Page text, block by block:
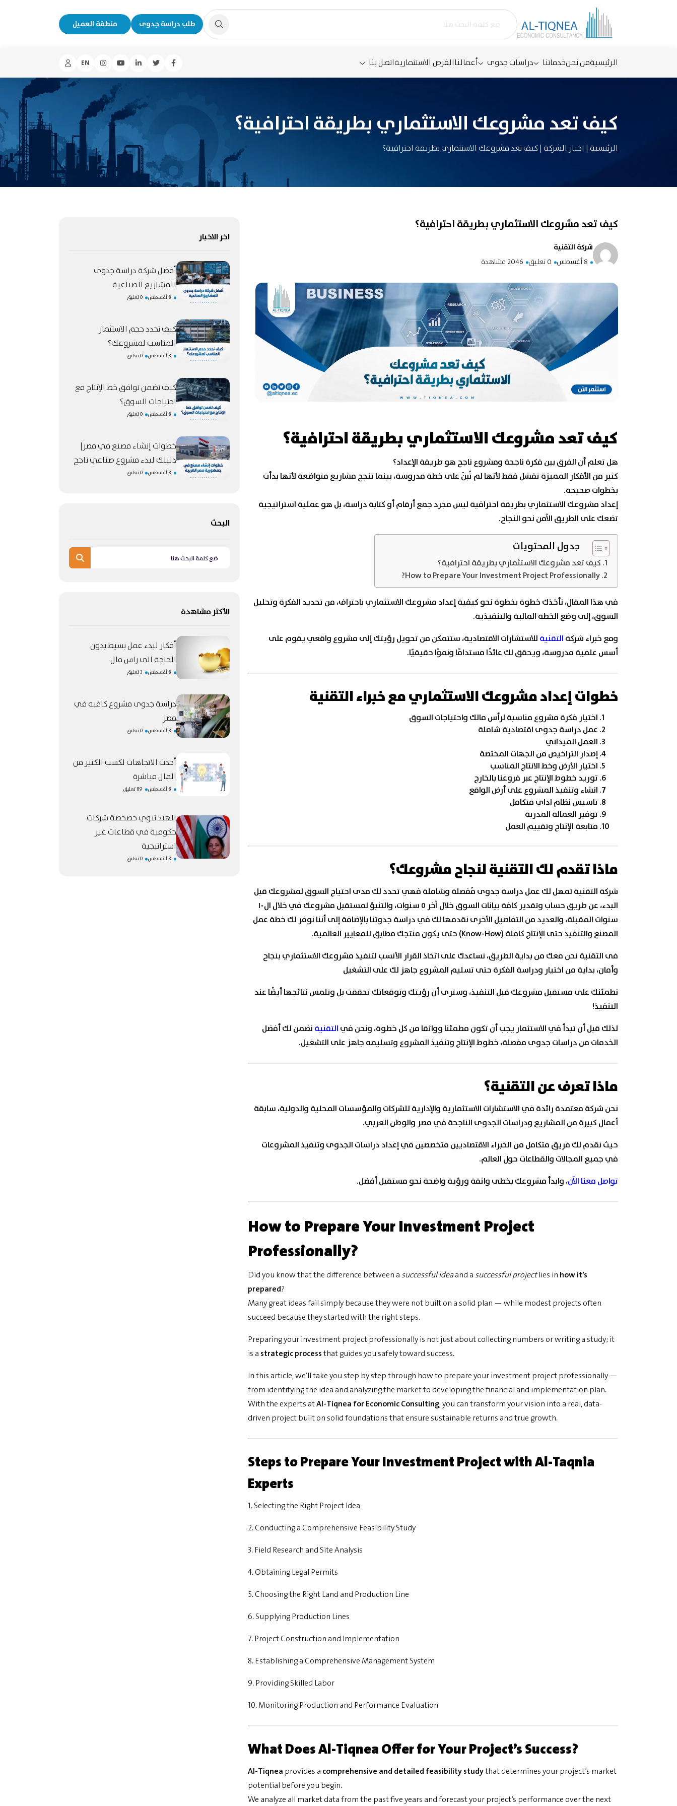
طلب دراسة جدوى منطقة العميل
الرئيسيةمن نحنخدماتنا دراسات جدوى أعمالناالفرص الاستثماريةاتصل بنا EN
كيف تعد مشروعك الاستثماري بطريقة احترافية؟
الرئيسية | اخبار الشركة |كيف تعد مشروعك الاستثماري بطريقة احترافية؟
كيف تعد مشروعك الاستثماري بطريقة احترافية؟
شركة التقنية
8 أغسطس
0 تعليق 2046 مشاهدة
كيف تعد مشروعك الاستثماري بطريقة احترافية؟
هل تعلم أن الفرق بين فكرة ناجحة ومشروع ناجح هو طريقة الإعداد؟
كثير من الأفكار المميزة تفشل فقط لأنها لم تُبنَ على خطة مدروسة، بينما تنجح مشاريع متواضعة لأنها بدأت
بخطوات صحيحة.
إعداد مشروعك الاستثماري بطريقة احترافية ليس مجرد جمع أرقام أو كتابة دراسة، بل هو عملية استراتيجية
تضعك على الطريق الآمن نحو النجاح.
جدول المحتويات
كيف تعد مشروعك الاستثماري بطريقة احترافية؟
How to Prepare Your Investment Project Professionally?
في هذا المقال، نأخذك خطوة بخطوة نحو كيفية إعداد مشروعك الاستثماري باحتراف، من تحديد الفكرة وتحليل
السوق، إلى وضع الخطة المالية والتنفيذية.
ومع خبراء شركة التقنية للاستشارات الاقتصادية، ستتمكن من تحويل رؤيتك إلى مشروع واقعي يقوم على
أسس علمية مدروسة، ويحقق لك عائدًا مستدامًا ونموًا حقيقيًا.
خطوات إعداد مشروعك الاستثماري مع خبراءالتقنية
اختيار فكرة مشروع مناسبة لرأس مالك واحتياجات السوق
عمل دراسة جدوى اقتصادية شاملة
العمل الميداني
إصدار التراخيص من الجهات المختصة
اختيار الأرض وخط الانتاج المناسب
توريد خطوط الإنتاج عبر فروعنا بالخارج
انشاء وتنفيذ المشروع على أرض الواقع
تاسيس نظام اداي متكامل
توفير العمالة المدربة
متابعة الإنتاج وتقييم العمل
ماذا تقدم لك التقنية لنجاح مشروعك؟
شركة التقنية تمهل لك عمل دراسة جدوى مُفصلة وشاملة فهي تحدد لك مدى احتياج السوق لمشروعك قبل
البدء، عن طريق حساب وتقدير كافة بيانات السوق خلال آخر ٥ سنوات، والتنبؤ لمستقبل مشروعك في خلال ال١٠
سنوات المقبلة، والعديد من التفاصيل الأخرى نقدمها لك في دراسة جدوتنا بالإضافة إلى أننا نوفر لك خطة عمل
المصنع والتنفيذ حتى الإنتاج كاملة (Know-How) حتى يكون منتجك مطابق للمعايير العالمية.
فى التقنية نحن معك من بداية الطريق، نساعدك على اتخاذ القرار الأنسب لتنفيذ مشروعك الاستثماري بنجاح
وأمان، بداية من اختيار ودراسة الفكرة حتى تسليم المشروع جاهز لك على التشغيل
نطمئنك على مستقبل مشروعك قبل التنفيذ، وسترى أن رؤيتك وتوقعاتك تحققت بل وتلمس نتائجها أيضًا عند
التنفيذ!
لذلك قبل أن تبدأ في الاستثمار يجب أن تكون مطمئنا وواثقا من كل خطوة، ونحن في التقنية نضمن لك أفضل
الخدمات من دراسات جدوى مفصلة، خطوط الإنتاج وتنفيذ المشروع وتسليمه جاهز على التشغيل.
ماذا تعرف عن التقنية؟
نحن شركة معتمدة رائدة في الاستشارات الاستثمارية والإدارية للشركات والمؤسسات المحلية والدولية، سابقة
أعمال كبيرة من المشاريع ودراسات الجدوى الناجحة في مصر والوطن العربي.
حيث نقدم لك فريق متكامل من الخبراء الاقتصاديين متخصصين في إعداد دراسات الجدوى وتنفيذ المشروعات
في جميع المجالات والقطاعات حول العالم.
تواصل معنا الآن، وابدأ مشروعك بخطى واثقة ورؤية واضحة نحو مستقبل أفضل.
How to Prepare Your Investment Project
Professionally?
Did you know that the difference between a successful ideaand a successful projectlies in how it’s
prepared?
Many great ideas fail simply because they were not built on a solid plan — while modest projects often
succeed because they started with the right steps.
Preparing your investment project professionally is not just about collecting numbers or writing a study; it
is a strategic processthat guides you safely toward success.
In this article, we’ll take you step by step through how to prepare your investment project professionally —
from identifying the idea and analyzing the market to developing the financial and implementation plan.
With the experts atAl-Tiqnea for Economic Consulting, you can transform your vision into a real, data-
driven project built on solid foundations that ensure sustainable returns and true growth.
Steps to Prepare Your Investment Project with Al-Taqnia
Experts
1. Selecting the Right Project Idea
2. Conducting a Comprehensive Feasibility Study
3. Field Research and Site Analysis
4. Obtaining Legal Permits
5. Choosing the Right Land and Production Line
6. Supplying Production Lines
7. Project Construction and Implementation
8. Establishing a Comprehensive Management System
9. Providing Skilled Labor
10. Monitoring Production and Performance Evaluation
What Does Al-Tiqnea Offer for Your Project’s Success?
Al-Tiqnea provides a comprehensive and detailed feasibility studythat determines your project’s market
potential before you begin.
We analyze all market data from the past five years and forecast your project’s performance over the next
اخر الاخبار
أفضل شركة دراسة جدوى
للمشاريع الصناعية
8 أغسطس 0 تعليق
كيف تحدد حجم الاستثمار
المناسب لمشروعك؟
8 أغسطس 0 تعليق
كيف تضمن توافق خط الإنتاج مع
احتياجات السوق؟
8 أغسطس 0 تعليق
خطوات إنشاء مصنع في مصر|
دليلك لبدء مشروع صناعي ناجح
8 أغسطس 0 تعليق
البحث
الأكثر مشاهدة
أفكار لبدء عمل بسيط بدون
الحاجة الى راس مال
8 أغسطس 3 تعليق
دراسة جدوى مشروع كافيه في
مصر
8 أغسطس 0 تعليق
أحدث الاتجاهات لكسب الكثير من
المال مباشرة
8 أغسطس 89 تعليق
الهند تنوي خصخصة شركات
حكومية في قطاعات غير
استراتيجية
8 أغسطس 0 تعليق